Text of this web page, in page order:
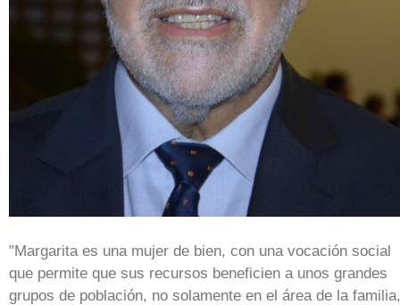
"Margarita es una mujer de bien, con una vocación social
que permite que sus recursos beneficien a unos grandes
grupos de población, no solamente en el área de la familia,